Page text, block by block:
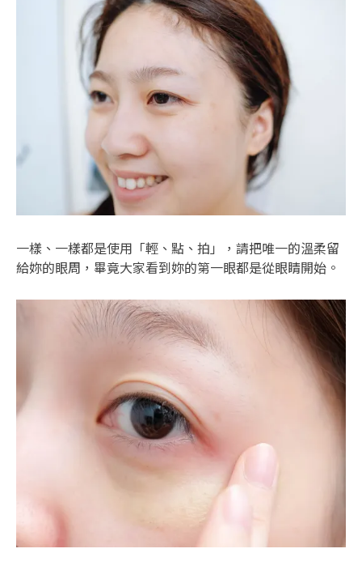
一樣、一樣都是使用「輕、點、拍」，請把唯一的溫柔留
給妳的眼周，畢竟大家看到妳的第一眼都是從眼睛開始。